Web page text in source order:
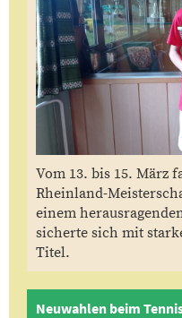
Vom 13. bis 15. März
Rheinland-
einem
sicherte sich mit
Titel.